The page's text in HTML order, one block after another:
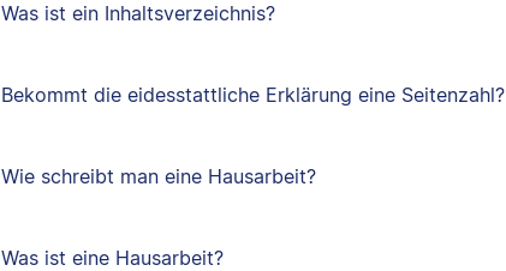
Was ist ein Inhaltsverzeichnis?
Bekommt die eidesstattliche Erklärung eine Seitenzahl?
Wie schreibt man eine Hausarbeit?
Was ist eine Hausarbeit?